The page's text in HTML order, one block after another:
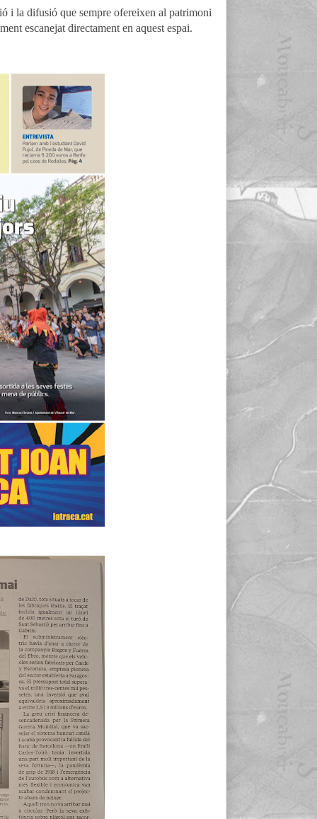
i la difusió que sempre ofereixen al patrimoni
escanejat directament en aquest espai.